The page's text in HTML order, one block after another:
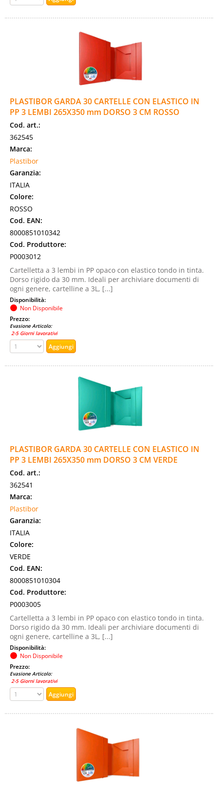
PLASTIBOR GARDA 30 CARTELLE CON ELASTICO IN
PP 3 LEMBI 265X350 mm DORSO 3 CM ROSSO
Cod. art.:
362545
Marca:
Plastibor
Garanzia:
ITALIA
Colore:
ROSSO
Cod. EAN:
8000851010342
Cod. Produttore:
P0003012
Cartelletta a 3 lembi in PP opaco con elastico tondo in tinta.
Dorso rigido da 30 mm. Ideali per archiviare documenti di
ogni genere, cartelline a 3L, [...]
Disponibilità:
Non Disponibile
Prezzo:
Evasione Articolo:
2-5 Giorni lavorativi
PLASTIBOR GARDA 30 CARTELLE CON ELASTICO IN
PP 3 LEMBI 265X350 mm DORSO 3 CM VERDE
Cod. art.:
362541
Marca:
Plastibor
Garanzia:
ITALIA
Colore:
VERDE
Cod. EAN:
8000851010304
Cod. Produttore:
P0003005
Cartelletta a 3 lembi in PP opaco con elastico tondo in tinta.
Dorso rigido da 30 mm. Ideali per archiviare documenti di
ogni genere, cartelline a 3L, [...]
Disponibilità:
Non Disponibile
Prezzo:
Evasione Articolo:
2-5 Giorni lavorativi